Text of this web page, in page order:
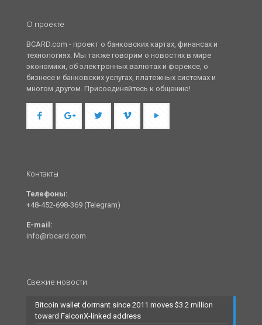
О проекте
BCARD.com - проект о банковских картах, финансах и
технологиях. Мы также говорим о новостях в мире
экономики, об электронных валютах и форексе, о
бизнесе и банковских услугах, платежных системах и
многом другом. Присоединяйтесь к общению!
Контакты
Телефоны:
+48-452-698-369 (Telegram)
E-mail:
info@rbcard.com
Свежие новости
Bitcoin wallet dormant since 2011 moves $3.2 million
toward FalconX-linked address